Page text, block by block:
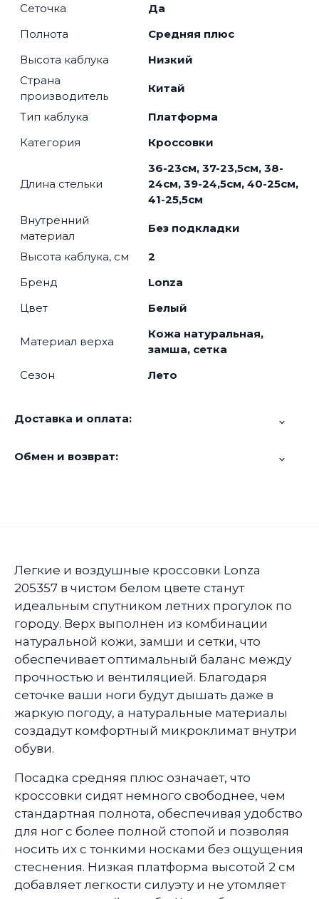
Сеточка
Да
Полнота
Средняя плюс
Высота каблука
Низкий
Страна
производитель
Китай
Тип каблука
Платформа
Категория
Кроссовки
Длина стельки
36-23см, 37-23,5см, 38-
24см, 39-24,5см, 40-25см,
41-25,5см
Внутренний
материал
Без подкладки
Высота каблука, см
2
Бренд
Lonza
Цвет
Белый
Материал верха
Кожа натуральная,
замша, сетка
Сезон
Лето
Доставка и оплата:
Обмен и возврат:
Легкие и воздушные кроссовки Lonza
205357 в чистом белом цвете станут
идеальным спутником летних прогулок по
городу. Верх выполнен из комбинации
натуральной кожи, замши и сетки, что
обеспечивает оптимальный баланс между
прочностью и вентиляцией. Благодаря
сеточке ваши ноги будут дышать даже в
жаркую погоду, а натуральные материалы
создадут комфортный микроклимат внутри
обуви.
Посадка средняя плюс означает, что
кроссовки сидят немного свободнее, чем
стандартная полнота, обеспечивая удобство
для ног с более полной стопой и позволяя
носить их с тонкими носками без ощущения
стеснения. Низкая платформа высотой 2 см
добавляет легкости силуэту и не утомляет